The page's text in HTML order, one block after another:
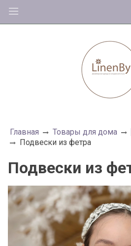
Главная Товары для дома
Подвески из фетра
Подвески из